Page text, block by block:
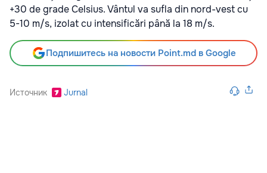
+30 de grade Celsius. Vântul va sufla din nord-vest cu
5-10 m/s, izolat cu intensificări până la 18 m/s.
Подпишитесь на новости Point.md в Google
Источник Jurnal